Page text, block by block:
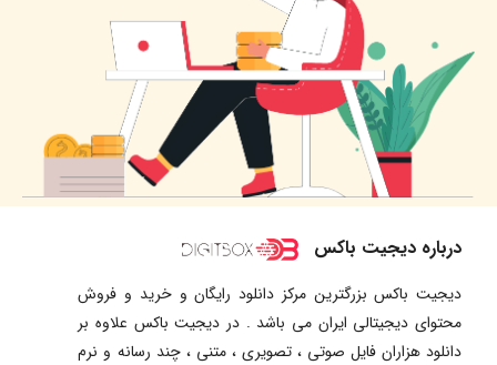
درباره دیجیت باکس
دیجیت باکس بزرگترین مرکز دانلود رایگان و خرید و فروش
محتوای دیجیتالی ایران می باشد . در دیجیت باکس علاوه بر
دانلود هزاران فایل صوتی ، تصویری ، متنی ، چند رسانه و نرم